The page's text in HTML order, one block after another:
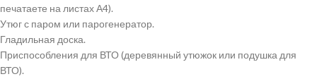
печатаете на листах А4).
Утюг с паром или парогенератор.
Гладильная доска.
Приспособления для ВТО (деревянный утюжок или подушка для
ВТО).